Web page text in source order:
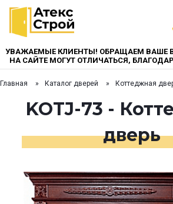
УВАЖАЕМЫЕ КЛИЕНТЫ! ОБРАЩАЕМ ВАШЕ
НА САЙТЕ МОГУТ ОТЛИЧАТЬСЯ,
Главная Каталог дверей Коттеджная
KOTJ-73 -
дверь